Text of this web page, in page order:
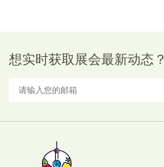
想实时获取展会最新动态？